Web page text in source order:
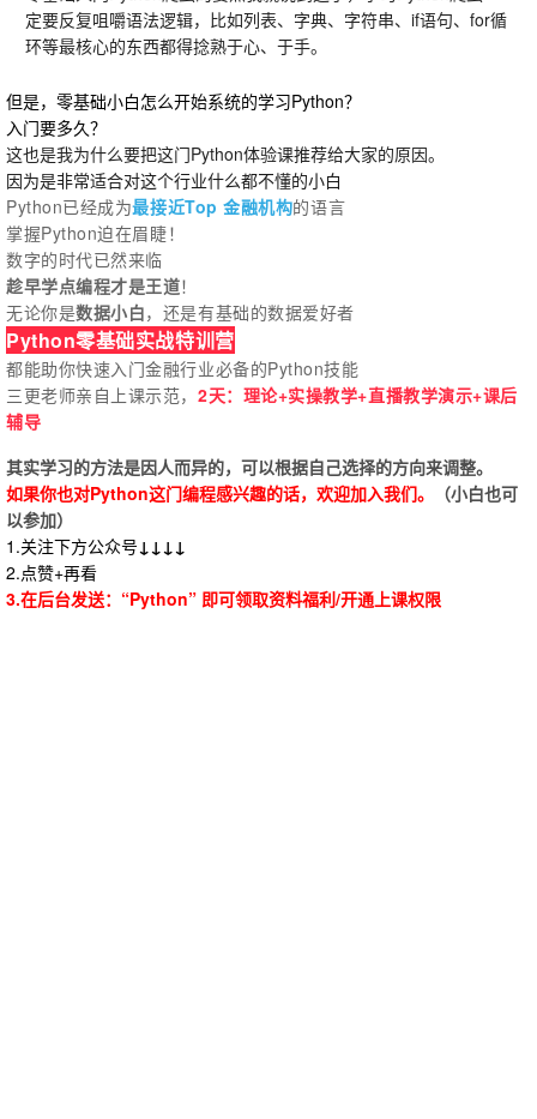
定要反复咀嚼语法逻辑，比如列表、字典、字符串、if语句、for循
环等最核心的东西都得捻熟于心、于手。
但是，零基础小白怎么开始系统的学习Python？
入门要多久？
这也是我为什么要把这门Python体验课推荐给大家的原因。
因为是非常适合对这个行业什么都不懂的小白
Python已经成为最接近Top 金融机构的语言
掌握Python迫在眉睫！
数字的时代已然来临
趁早学点编程才是王道！
无论你是数据小白，还是有基础的数据爱好者
Python零基础实战特训营
都能助你快速入门金融行业必备的Python技能
三更老师亲自上课示范， 2天：理论+实操教学+直播教学演示+课后
辅导
其实学习的方法是因人而异的，可以根据自己选择的方向来调整。
如果你也对Python这门编程感兴趣的话，欢迎加入我们。
（小白也可
以参加）
1.关注下方公众号↓↓↓↓
2.点赞+再看
3.在后台发送：“Python” 即可领取资料福利/开通上课权限